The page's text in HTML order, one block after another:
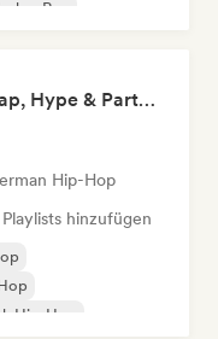
Rap
Hip Hop Hooray 💥 Trap, Hype & Party Rap Bangers
Hip-Hop
hinzufügen
Hip-Hop